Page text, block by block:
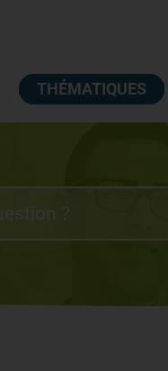
THÉMATIQUES